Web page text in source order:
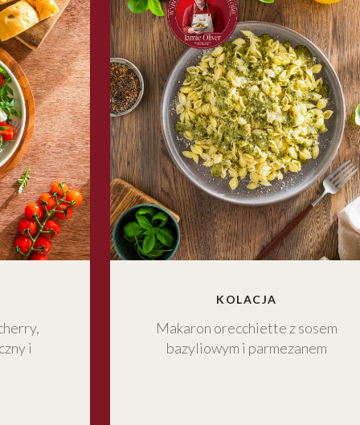
i
KOLACJA
Makaron orecchiette z sosem
bazyliowym i parmezanem